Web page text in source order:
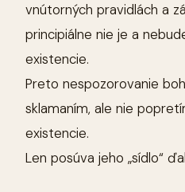
vnútorných pravidlách a
principiálne nie je a
existencie.
Preto nespozorovanie
sklamaním, ale nie
existencie.
Len posúva jeho „sídlo“